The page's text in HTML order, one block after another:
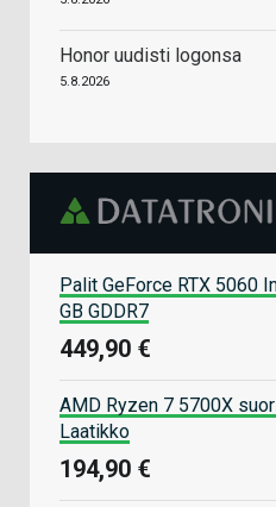
Honor uudisti logonsa
5.8.2026
Palit GeForce RTX 5060
GB GDDR7
449,90 €
AMD Ryzen 7 5700X
Laatikko
194,90 €